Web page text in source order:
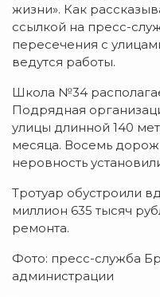
жизни». Как
ссылкой на пресс-
пересечения с
ведутся работы.
Школа №34
Подрядная
улицы длинной 140
месяца. Восемь
неровность
Тротуар обустроили
миллион 635 тысяч
ремонта.
Фото: пресс-служба
администрации